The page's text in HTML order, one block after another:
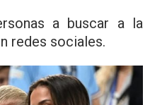
a buscar a la
redes sociales.